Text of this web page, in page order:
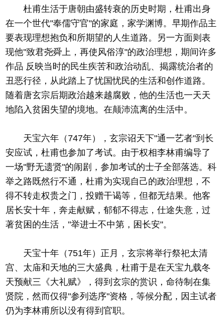
杜甫生活于唐朝由盛转衰的历史时期，杜甫出身
在一个世代"奉儒守官"的家庭，家学渊博。早期作品主
要表现理想抱负和所期望的人生道路。另一方面则表
现他"致君尧舜上，再使风俗淳"的政治理想，期间许多
作品 反映当时的民生疾苦和政治动乱、揭露统治者的
丑恶行径，从此踏上了忧国忧民的生活和创作道路。
随着唐玄宗后期政治越来越腐败，他的生活也一天天
地陷入贫困失望的境地。在颠沛流离的生活中。
天宝六年（747年），玄宗诏天下"通一艺者"到长
安应试，杜甫也参加了考试。由于权相李林甫编导了
一场"野无遗贤"的闹剧，参加考试的士子全部落选。科
举之路既然行不通，杜甫为实现自己的政治理想，不
得不转走权贵之门，投赠干谒等，但都无结果。他客
居长安十年，奔走献赋，郁郁不得志，仕途失意，过
著贫困的生活，"举进士不中第，困长安"。
天宝十年（751年）正月，玄宗将举行祭祀太清
宫、太庙和天地的三大盛典，杜甫于是在天宝九载冬
天预献三《大礼赋》，得到玄宗的赏识，命待制在集
贤院，然而仅得"参列选序"资格，等候分配，因主试者
仍为李林甫所以没有得到官职。